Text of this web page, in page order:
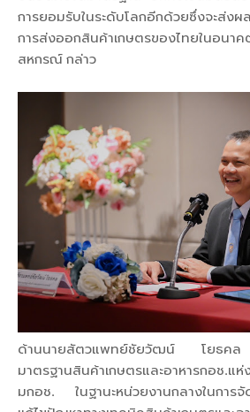
การยอมรับในระดับโลกอีกด้วยซึ่งจะส่ง
การส่งออกสินค้าเกษตรของไทยในอน
สหกรณ์ กล่าว
ด้านนายสัตวแพทย์ชัยวัฒน์ โยธคล
มาตรฐานสินค้าเกษตรและอาหารกอช.แ
มกอช. ในฐานะหน่วยงานกลางในการจั